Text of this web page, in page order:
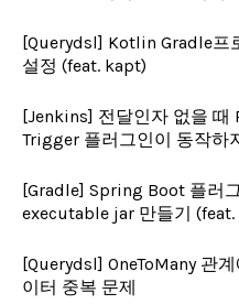
[Querydsl] Kotlin Gradle프
설정 (feat. kapt)
[Jenkins] 전달인자 없을 때
Trigger 플러그인이 동작하
[Gradle] Spring Boot 플러
executable jar 만들기
[Querydsl] OneToMany 관
이터 중복 문제